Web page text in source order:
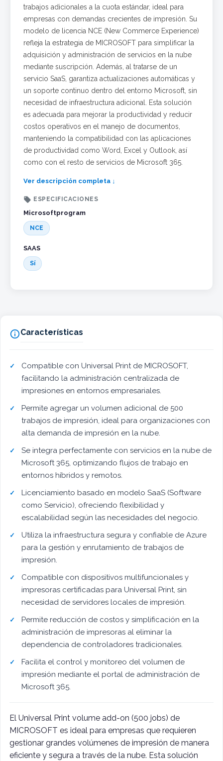
trabajos adicionales a la cuota estándar, ideal para
empresas con demandas crecientes de impresión. Su
modelo de licencia NCE (New Commerce Experience)
refleja la estrategia de MICROSOFT para simplificar la
adquisición y administración de servicios en la nube
mediante suscripción. Además, al tratarse de un
servicio SaaS, garantiza actualizaciones automáticas y
un soporte continuo dentro del entorno Microsoft, sin
necesidad de infraestructura adicional. Esta solución
es adecuada para mejorar la productividad y reducir
costos operativos en el manejo de documentos,
manteniendo la compatibilidad con las aplicaciones
de productividad como Word, Excel y Outlook, así
como con el resto de servicios de Microsoft 365.
Ver descripción completa ↓
 ESPECIFICACIONES
Microsoftprogram
NCE
SAAS
Sí
Características
Compatible con Universal Print de MICROSOFT,
facilitando la administración centralizada de
impresiones en entornos empresariales.
Permite agregar un volumen adicional de 500
trabajos de impresión, ideal para organizaciones con
alta demanda de impresión en la nube.
Se integra perfectamente con servicios en la nube de
Microsoft 365, optimizando flujos de trabajo en
entornos híbridos y remotos.
Licenciamiento basado en modelo SaaS (Software
como Servicio), ofreciendo flexibilidad y
escalabilidad según las necesidades del negocio.
Utiliza la infraestructura segura y confiable de Azure
para la gestión y enrutamiento de trabajos de
impresión.
Compatible con dispositivos multifuncionales y
impresoras certificadas para Universal Print, sin
necesidad de servidores locales de impresión.
Permite reducción de costos y simplificación en la
administración de impresoras al eliminar la
dependencia de controladores tradicionales.
Facilita el control y monitoreo del volumen de
impresión mediante el portal de administración de
Microsoft 365.
El Universal Print volume add-on (500 jobs) de
MICROSOFT es ideal para empresas que requieren
gestionar grandes volúmenes de impresión de manera
eficiente y segura a través de la nube. Esta solución